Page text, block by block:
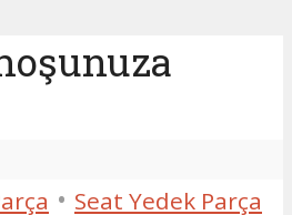
• Seat Yedek Parça